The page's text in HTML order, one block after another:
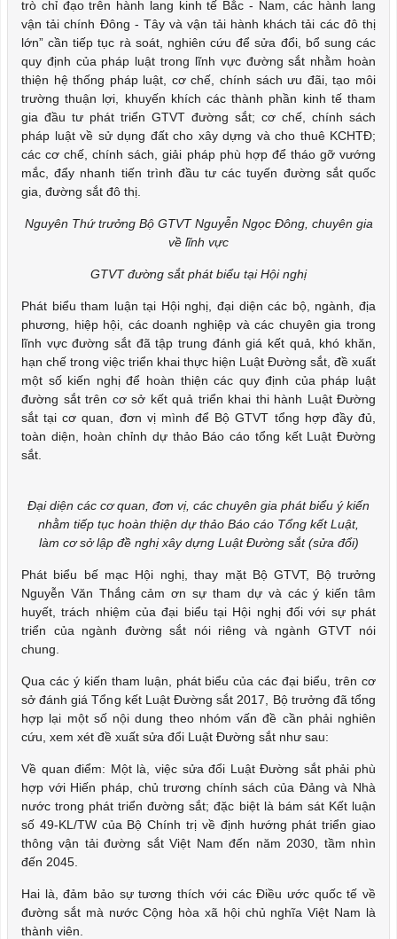
trò chỉ đạo trên hành lang kinh tế Bắc - Nam, các hành lang
vận tải chính Đông - Tây và vận tải hành khách tải các đô thị
lớn” cần tiếp tục rà soát, nghiên cứu để sửa đổi, bổ sung các
quy định của pháp luật trong lĩnh vực đường sắt nhằm hoàn
thiện hệ thống pháp luật, cơ chế, chính sách ưu đãi, tạo môi
trường thuận lợi, khuyến khích các thành phần kinh tế tham
gia đầu tư phát triển GTVT đường sắt; cơ chế, chính sách
pháp luật về sử dụng đất cho xây dựng và cho thuê KCHTĐ;
các cơ chế, chính sách, giải pháp phù hợp để tháo gỡ vướng
mắc, đẩy nhanh tiến trình đầu tư các tuyến đường sắt quốc
gia, đường sắt đô thị.
Nguyên Thứ trưởng Bộ GTVT Nguyễn Ngọc Đông, chuyên gia
về lĩnh vực
GTVT đường sắtphát biểu tại Hội nghị
Phát biểu tham luận tại Hội nghị, đại diện các bộ, ngành, địa
phương, hiệp hội, các doanh nghiệp và các chuyên gia trong
lĩnh vực đường sắt đã tập trung đánh giá kết quả, khó khăn,
hạn chế trong việc triển khai thực hiện Luật Đường sắt, đề xuất
một số kiến nghị để hoàn thiện các quy định của pháp luật
đường sắt trên cơ sở kết quả triển khai thi hành Luật Đường
sắt tại cơ quan, đơn vị mình để Bộ GTVT tổng hợp đầy đủ,
toàn diện, hoàn chỉnh dự thảo Báo cáo tổng kết Luật Đường
sắt.
Đại diện các cơ quan, đơn vị, các chuyên gia phát biểu ý kiến
nhằm tiếp tục hoàn thiện dự thảo Báo cáo Tổng kết Luật,
làm cơ sở lập đề nghị xây dựng Luật Đường sắt (sửa đổi)
Phát biểu bế mạc Hội nghị, thay mặt Bộ GTVT, Bộ trưởng
Nguyễn Văn Thắng cảm ơn sự tham dự và các ý kiến tâm
huyết, trách nhiệm của đại biểu tại Hội nghị đối với sự phát
triển của ngành đường sắt nói riêng và ngành GTVT nói
chung.
Qua các ý kiến tham luận, phát biểu của các đại biểu, trên cơ
sở đánh giá Tổng kết Luật Đường sắt 2017, Bộ trưởng đã tổng
hợp lại một số nội dung theo nhóm vấn đề cần phải nghiên
cứu, xem xét đề xuất sửa đổi Luật Đường sắt như sau:
Về quan điểm: Một là, việc sửa đổi Luật Đường sắt phải phù
hợp với Hiến pháp, chủ trương chính sách của Đảng và Nhà
nước trong phát triển đường sắt; đặc biệt là bám sát Kết luận
số 49-KL/TW của Bộ Chính trị về định hướng phát triển giao
thông vận tải đường sắt Việt Nam đến năm 2030, tầm nhìn
đến 2045.
Hai là, đảm bảo sự tương thích với các Điều ước quốc tế về
đường sắt mà nước Cộng hòa xã hội chủ nghĩa Việt Nam là
thành viên.